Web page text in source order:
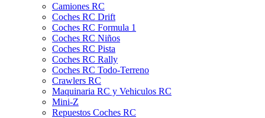
Camiones RC
Coches RC Drift
Coches RC Formula 1
Coches RC Niños
Coches RC Pista
Coches RC Rally
Coches RC Todo-Terreno
Crawlers RC
Maquinaria RC y Vehiculos RC
Mini-Z
Repuestos Coches RC